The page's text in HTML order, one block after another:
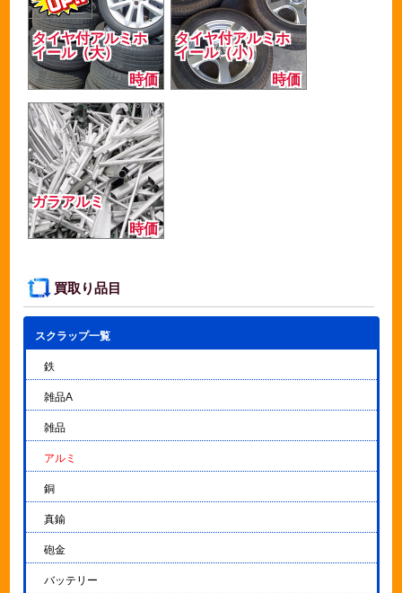
タイヤ付アルミホ
イール（大）
時価
タイヤ付アルミホ
イール（小）
時価
ガラアルミ
時価
買取り品目
スクラップ一覧
鉄
雑品A
雑品
アルミ
銅
真鍮
砲金
バッテリー